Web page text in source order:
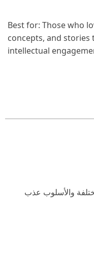
Best for: Those who
concepts, and
intellectual
والأسلوب عذب